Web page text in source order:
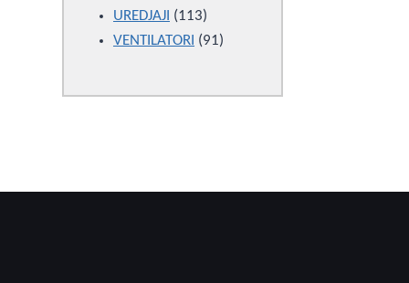
UREDJAJI 113113
products
VENTILATORI 9191